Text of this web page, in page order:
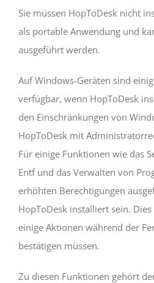
Sie müssen HopToDesk nicht
als portable Anwendung und
ausgeführt werden.
Auf Windows-Geräten sind
verfügbar, wenn HopToDesk
den Einschränkungen von
HopToDesk mit
Für einige Funktionen wie das
Entf und das Verwalten von
erhöhten Berechtigungen
HopToDesk installiert sein.
einige Aktionen während der
bestätigen müssen.
Zu diesen Funktionen gehört